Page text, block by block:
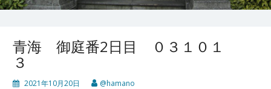
青海 御庭番2日目 ０３１０１
３
2021年10月20日 @hamano